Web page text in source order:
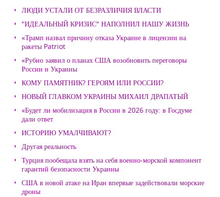
ЛЮДИ УСТАЛИ ОТ БЕЗРАЗЛИЧИЯ ВЛАСТИ
"ИДЕАЛЬНЫЙ КРИЗИС" НАПОЛНИЛ НАШУ ЖИЗНЬ
«Трамп назвал причину отказа Украине в лицензии на
ракеты Patriot
«Рубио заявил о планах США возобновить переговоры
России и Украины
КОМУ ПАМЯТНИК? ГЕРОЯМ ИЛИ РОССИИ?
НОВЫЙ ГЛАВКОМ УКРАИНЫ МИХАИЛ ДРАПАТЫЙ
«Будет ли мобилизация в России в 2026 году: в Госдуме
дали ответ
ИСТОРИЮ УМАЛЧИВАЮТ?
Другая реальность
Турция пообещала взять на себя военно-морской компонент
гарантий безопасности Украины
США в новой атаке на Иран впервые задействовали морские
дроны